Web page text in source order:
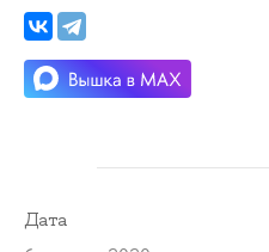
Дата